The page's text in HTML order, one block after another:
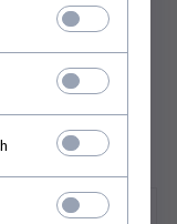
PLN/ 32,76
PLN*
PLN / 42,00 PLN*